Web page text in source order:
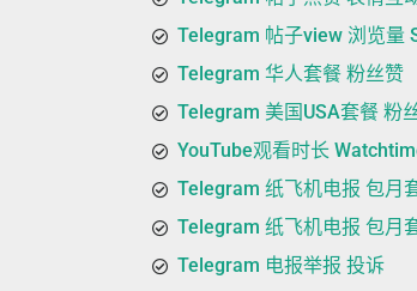
Telegram 帖子view 浏览量
Telegram 华人套餐 粉丝赞
Telegram 美国USA套餐 粉
YouTube观看时长
Telegram 纸飞机电报 包月
Telegram 纸飞机电报 包月
Telegram 电报举报 投诉